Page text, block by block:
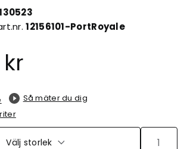
12156101-PortRoyale
Så mäter du dig
Välj storlek